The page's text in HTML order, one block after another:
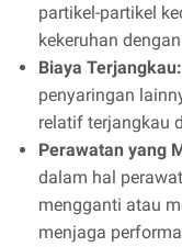
partikel-partikel
kekeruhan
Biaya Terjangkau:
penyaringan
relatif terjangkau
Perawatan yang
dalam hal
mengganti atau
menjaga